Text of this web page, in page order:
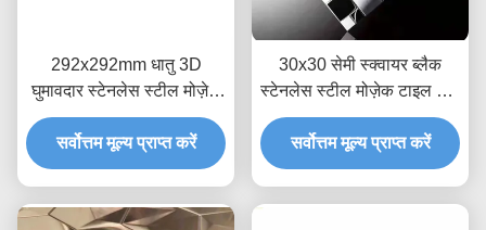
292x292mm धातु 3D
घुमावदार स्टेनलेस स्टील मोज़ेक
टाइलें दीवार सजावट PVD
मढ़वाया;
सर्वोत्तम मूल्य प्राप्त करें
30x30 सेमी स्क्वायर ब्लैक
स्टेनलेस स्टील मोज़ेक टाइल धातु
मोज़ेक बैकस्प्लाश
सर्वोत्तम मूल्य प्राप्त करें